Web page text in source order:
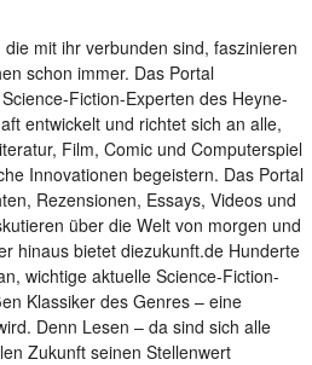
mit ihr verbunden sind, faszinieren
schon immer. Das Portal
Fiction-Experten des Heyne-
entwickelt und richtet sich an alle,
Film, Comic und Computerspiel
Innovationen begeistern. Das Portal
Rezensionen, Essays, Videos und
über die Welt von morgen und
hinaus bietet diezukunft.de Hunderte
wichtige aktuelle Science-Fiction-
Klassiker des Genres – eine
Denn Lesen – da sind sich alle
Zukunft seinen Stellenwert